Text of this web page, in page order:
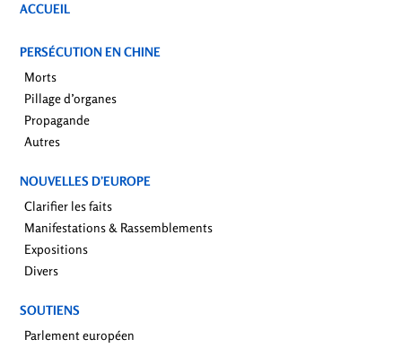
ACCUEIL
PERSÉCUTION EN CHINE
Morts
Pillage d’organes
Propagande
Autres
NOUVELLES D’EUROPE
Clarifier les faits
Manifestations & Rassemblements
Expositions
Divers
SOUTIENS
Parlement européen